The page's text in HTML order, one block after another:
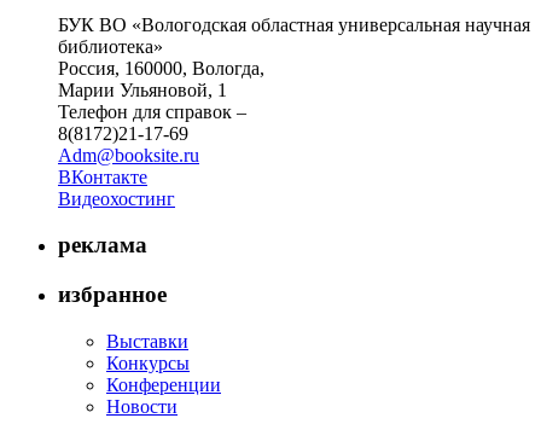
БУК ВО «Вологодская областная универсальная научная
библиотека»
Россия, 160000, Вологда,
Марии Ульяновой, 1
Телефон для справок –
8(8172)21-17-69
Adm@booksite.ru
ВКонтакте
Видеохостинг
реклама
избранное
Выставки
Конкурсы
Конференции
Новости